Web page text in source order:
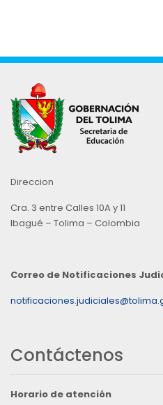
Direccion
Cra. 3 entre Calles 10A y 11
Ibagué – Tolima – Colombia
Correo de Notificaciones
Contáctenos
Horario de atención